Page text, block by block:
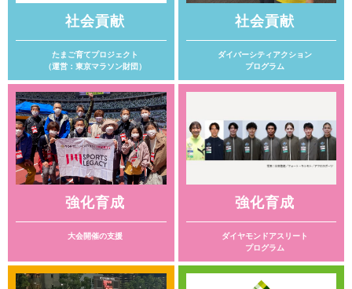
社会貢献
たまご育てプロジェクト
（運営：東京マラソン財団）
社会貢献
ダイバーシティアクション
プログラム
強化育成
大会開催の支援
強化育成
ダイヤモンドアスリート
プログラム